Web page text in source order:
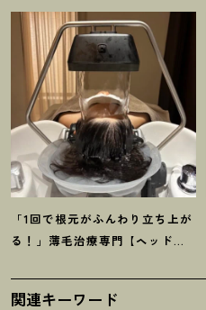
ム】4選
「1回で根元がふんわり立ち上が
る ！ 」薄毛治療専門【ヘッドス
感動
関連キーワード